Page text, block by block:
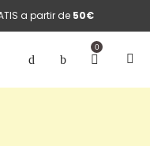
a partir de 50€
0